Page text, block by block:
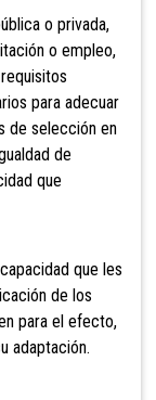
o privada,
o empleo,
para adecuar
de selección en
de
que
que les
de los
para el efecto,
adaptación.